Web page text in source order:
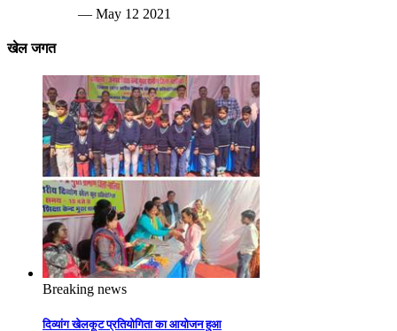
— May 12 2021
खेल जगत
Breaking news
दिव्यांग खेलकूट प्रतियोगिता का आयोजन हुआ